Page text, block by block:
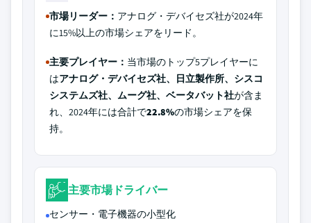
市場リーダー： アナログ・デバイセズ社が2024年
に15%以上の市場シェアをリード。
主要プレイヤー： 当市場のトップ5プレイヤーに
はアナログ・デバイセズ社、日立製作所、シスコ
システムズ社、ムーグ社、ベータバット社が含ま
れ、2024年には合計で22.8%の市場シェアを保
持。
主要市場ドライバー
センサー・電子機器の小型化